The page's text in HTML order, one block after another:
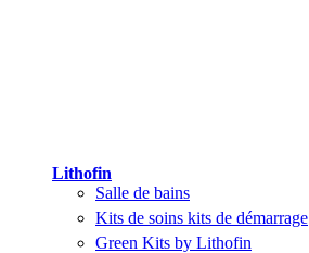
Lithofin
Salle de bains
Kits de soins kits de démarrage
Green Kits by Lithofin